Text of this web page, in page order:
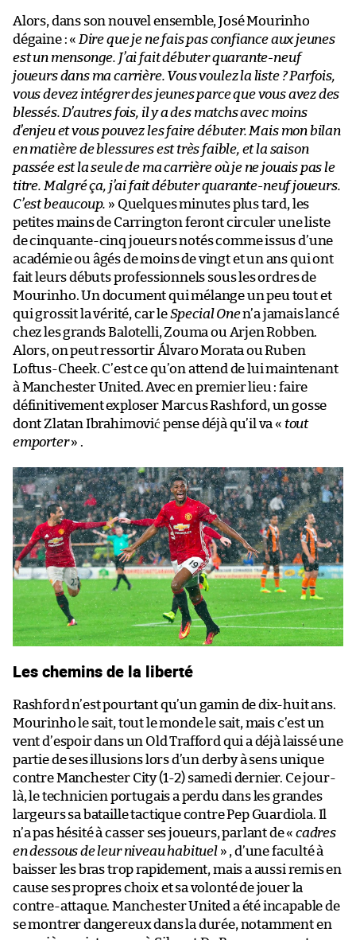
Alors, dans son nouvel ensemble, José Mourinho
dégaine : « Dire que je ne fais pas confiance aux jeunes
est un mensonge. J’ai fait débuter quarante-neuf
joueurs dans ma carrière. Vous voulez la liste ? Parfois,
vous devez intégrer des jeunes parce que vous avez des
blessés. D’autres fois, il y a des matchs avec moins
d’enjeu et vous pouvez les faire débuter. Mais mon bilan
en matière de blessures est très faible, et la saison
passée est la seule de ma carrière où je ne jouais pas le
titre. Malgré ça, j’ai fait débuter quarante-neuf joueurs.
C’est beaucoup. » Quelques minutes plus tard, les
petites mains de Carrington feront circuler une liste
de cinquante-cinq joueurs notés comme issus d’une
académie ou âgés de moins de vingt et un ans qui ont
fait leurs débuts professionnels sous les ordres de
Mourinho. Un document qui mélange un peu tout et
qui grossit la vérité, car leSpecial Onen’a jamais lancé
chez les grands Balotelli, Zouma ou Arjen Robben.
Alors, on peut ressortir Álvaro Morata ou Ruben
Loftus-Cheek. C’est ce qu’on attend de lui maintenant
à Manchester United. Avec en premier lieu : faire
définitivement exploser Marcus Rashford, un gosse
dont Zlatan Ibrahimović pense déjà qu’il va « tout
emporter» .
Les chemins de la liberté
Rashford n’est pourtant qu’un gamin de dix-huit ans.
Mourinho le sait, tout le monde le sait, mais c’est un
vent d’espoir dans un Old Trafford qui a déjà laissé une
partie de ses illusions lors d’un derby à sens unique
contre Manchester City (1-2) samedi dernier. Ce jour-
là, le technicien portugais a perdu dans les grandes
largeurs sa bataille tactique contre Pep Guardiola. Il
n’a pas hésité à casser ses joueurs, parlant de «cadres
en dessous de leur niveau habituel» , d’une faculté à
baisser les bras trop rapidement, mais a aussi remis en
cause ses propres choix et sa volonté de jouer la
contre-attaque. Manchester United a été incapable de
se montrer dangereux dans la durée, notamment en